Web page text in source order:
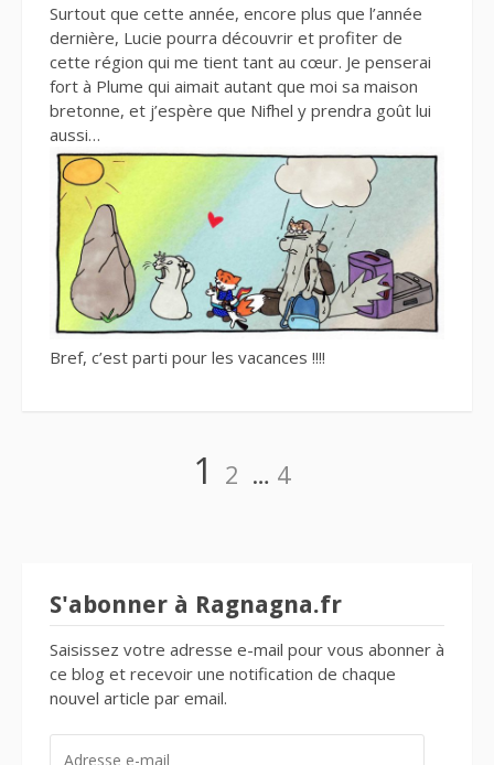
Surtout que cette année, encore plus que l’année
dernière, Lucie pourra découvrir et profiter de
cette région qui me tient tant au cœur. Je penserai
fort à Plume qui aimait autant que moi sa maison
bretonne, et j’espère que Nifhel y prendra goût lui
aussi…
Bref, c’est parti pour les vacances !!!!
Page
1 Page
2 … Page
4
S'abonner à Ragnagna.fr
Saisissez votre adresse e-mail pour vous abonner à
ce blog et recevoir une notification de chaque
nouvel article par email.